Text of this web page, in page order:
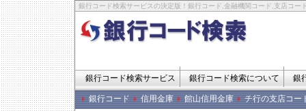
銀行コード検索サービスの決定版！銀行コード,金融機関コード,支店コー
銀行コード検索サービス 銀行コード検索について 銀
銀行コード 信用金庫 館山信用金庫 チ行の支店コー